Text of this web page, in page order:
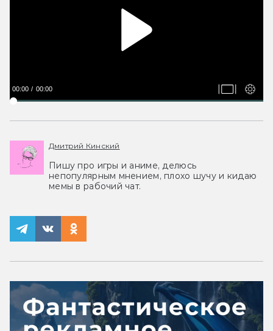
00:00 00:00
Дмитрий Кинский
Пишу про игры и аниме, делюсь
непопулярным мнением, плохо шучу и кидаю
мемы в рабочий чат.